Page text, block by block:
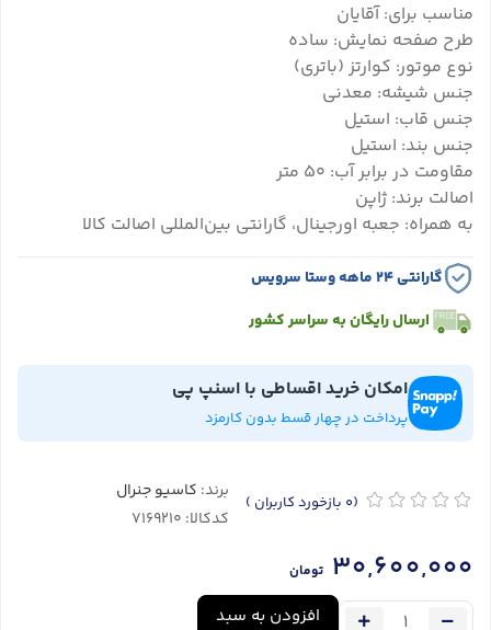
مناسب برای: آقایان
طرح صفحه نمایش: ساده
نوع موتور: کوارتز (باتری)
جنس شیشه: معدنی
جنس قاب: استیل
جنس بند: استیل
مقاومت در برابر آب: 50 متر
اصالت برند: ژاپن
به همراه: جعبه اورجینال، گارانتی بین‌المللی اصالت کالا
گارانتی ۲۴ ماهه وستا سرویس
ارسال رایگان به سراسر کشور
امکان خرید اقساطی با اسنپ پی
پرداخت در چهار قسط بدون کارمزد
(0 بازخورد کاربران ) برند: کاسیو جنرال
کدکالا:
30,600,000 تومان
افزودن به سبد